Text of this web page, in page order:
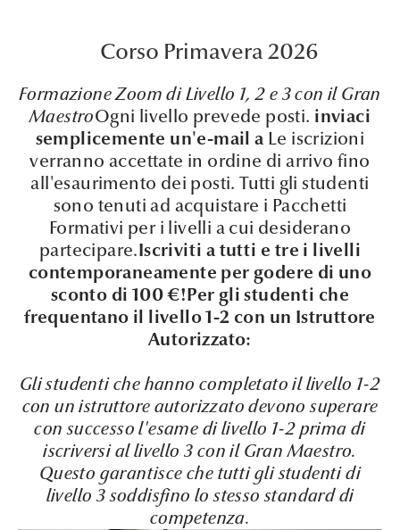
Corso Primavera 2026
Formazione Zoom di Livello 1, 2 e 3 con il Gran
MaestroOgni livello prevede posti. inviaci
semplicemente un'e-mail a Le iscrizioni
verranno accettate in ordine di arrivo fino
all'esaurimento dei posti.Tutti gli studenti
sono tenuti ad acquistare i Pacchetti
Formativi per i livelli a cui desiderano
partecipare.Iscriviti a tutti e tre i livelli
contemporaneamente per godere di uno
sconto di 100 €!Per gli studenti che
frequentano il livello 1-2 con un Istruttore
Autorizzato:
Gli studenti che hanno completato il livello 1-2
con un istruttore autorizzato devono superare
con successo l'esame di livello 1-2 prima di
iscriversi al livello 3 con il Gran Maestro.
Questo garantisce che tutti gli studenti di
livello 3 soddisfino lo stesso standard di
competenza.